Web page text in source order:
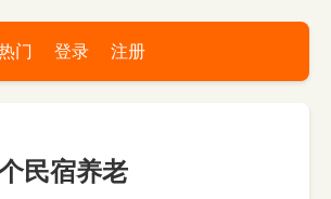
门 登录 注册
民宿养老